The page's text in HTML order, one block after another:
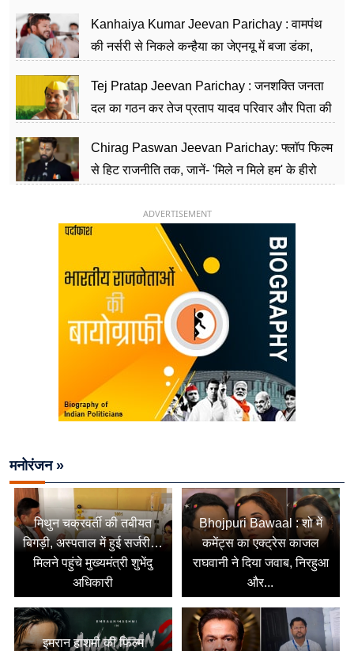
Kanhaiya Kumar Jeevan Parichay : वामपंथ
की नर्सरी से निकले कन्हैया का जेएनयू में बजा डंका,
Tej Pratap Jeevan Parichay : जनशक्ति जनता
दल का गठन कर तेज प्रताप यादव परिवार और पिता की
Chirag Paswan Jeevan Parichay: फ्लॉप फिल्म
से हिट राजनीति तक, जानें- 'मिले न मिले हम' के हीरो
ADVERTISEMENT
मनोरंजन »
मिथुन चक्रवर्ती की तबीयत
बिगड़ी, अस्पताल में हुई सर्जरी…
मिलने पहुंचे मुख्यमंत्री शुभेंदु
अधिकारी
Bhojpuri Bawaal : शो में
कमेंट्स का एक्ट्रेस काजल
राघवानी ने दिया जवाब, निरहुआ
और...
इमरान हाशमी की फिल्म